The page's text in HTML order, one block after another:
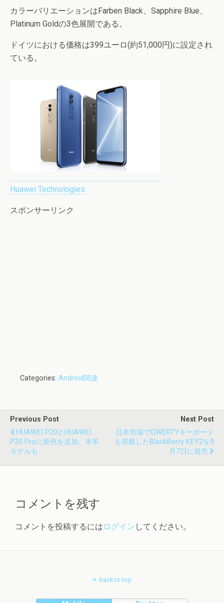
カラーバリエーションはFarben Black、Sapphire Blue、
Platinum Goldの3色展開である。
ドイツにおける価格は399ユーロ(約51,000円)に設定され
ている。
Huawei Technologies
スポンサーリンク
Categories: Android関連
Previous Post
HUAWEI P20とHUAWEI
P20 Proに新色を追加、本革
モデルも
Next Post
日本市場でQWERTYキーボード
を搭載したBlackBerry KEY2を9
月7日に発売
コメントを残す
コメントを投稿するには ログイン してください。
Back to top